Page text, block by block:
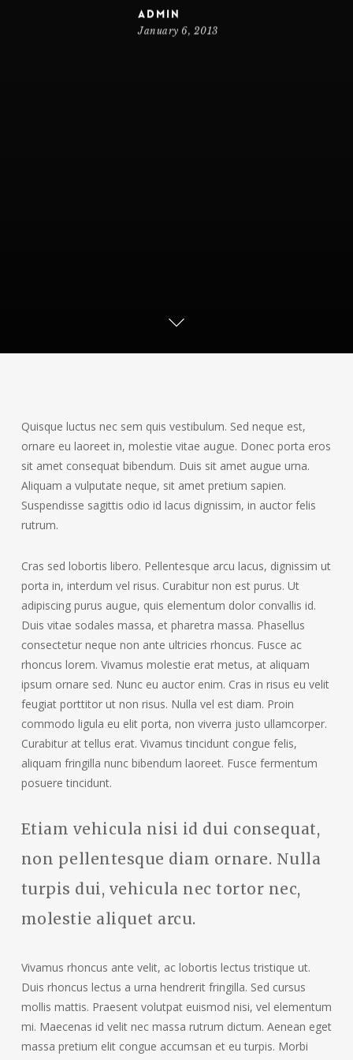
admin
January 6, 2013
Quisque luctus nec sem quis vestibulum. Sed neque est,
ornare eu laoreet in, molestie vitae augue. Donec porta eros
sit amet consequat bibendum. Duis sit amet augue urna.
Aliquam a vulputate neque, sit amet pretium sapien.
Suspendisse sagittis odio id lacus dignissim, in auctor felis
rutrum.
Cras sed lobortis libero. Pellentesque arcu lacus, dignissim ut
porta in, interdum vel risus. Curabitur non est purus. Ut
adipiscing purus augue, quis elementum dolor convallis id.
Duis vitae sodales massa, et pharetra massa. Phasellus
consectetur neque non ante ultricies rhoncus. Fusce ac
rhoncus lorem. Vivamus molestie erat metus, at aliquam
ipsum ornare sed. Nunc eu auctor enim. Cras in risus eu velit
feugiat porttitor ut non risus. Nulla vel est diam. Proin
commodo ligula eu elit porta, non viverra justo ullamcorper.
Curabitur at tellus erat. Vivamus tincidunt congue felis,
aliquam fringilla nunc bibendum laoreet. Fusce fermentum
posuere tincidunt.
Etiam vehicula nisi id dui consequat,
non pellentesque diam ornare. Nulla
turpis dui, vehicula nec tortor nec,
molestie aliquet arcu.
Vivamus rhoncus ante velit, ac lobortis lectus tristique ut.
Duis rhoncus lectus a urna hendrerit fringilla. Sed cursus
mollis mattis. Praesent volutpat euismod nisi, vel elementum
mi. Maecenas id velit nec massa rutrum dictum. Aenean eget
massa pretium elit congue accumsan et eu turpis. Morbi